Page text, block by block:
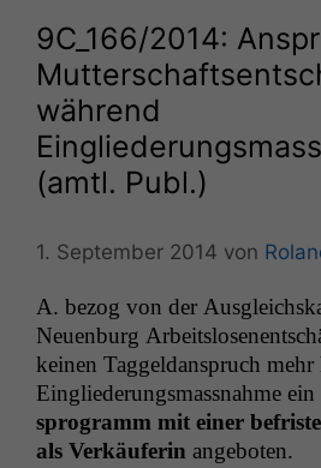
9C_166/2014:
während
(amtl. Publ.)
1. September 2014 von
A. bezog von der
Neuen­burg
keinen Taggel­danspruch
Eingliederungs­mass­nahme ein
spro­gramm mit ein­er
als Verkäuferin angeboten.